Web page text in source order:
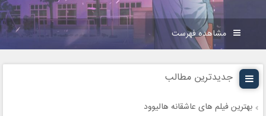
مشاهده فهرست
جدیدترین مطالب
بهترین فیلم های عاشقانه هالیوود